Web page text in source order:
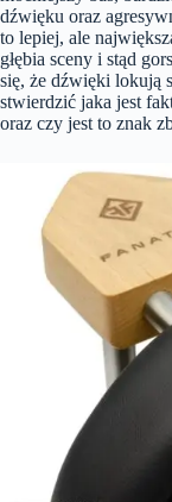
dźwięku oraz
to lepiej, ale
głębia sceny i stąd
się, że dźwięki lokują
stwierdzić jaka jest
oraz czy jest to znak